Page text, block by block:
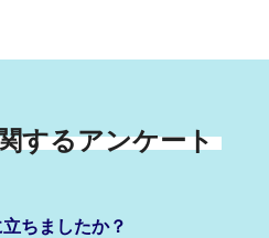
するアンケート
ちましたか？